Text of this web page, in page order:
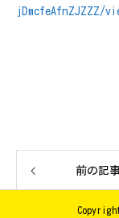
jDmcfeAfnZJZZZ/
前の記